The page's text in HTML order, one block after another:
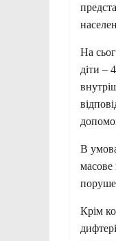
На
діти –
В
масове
Крім